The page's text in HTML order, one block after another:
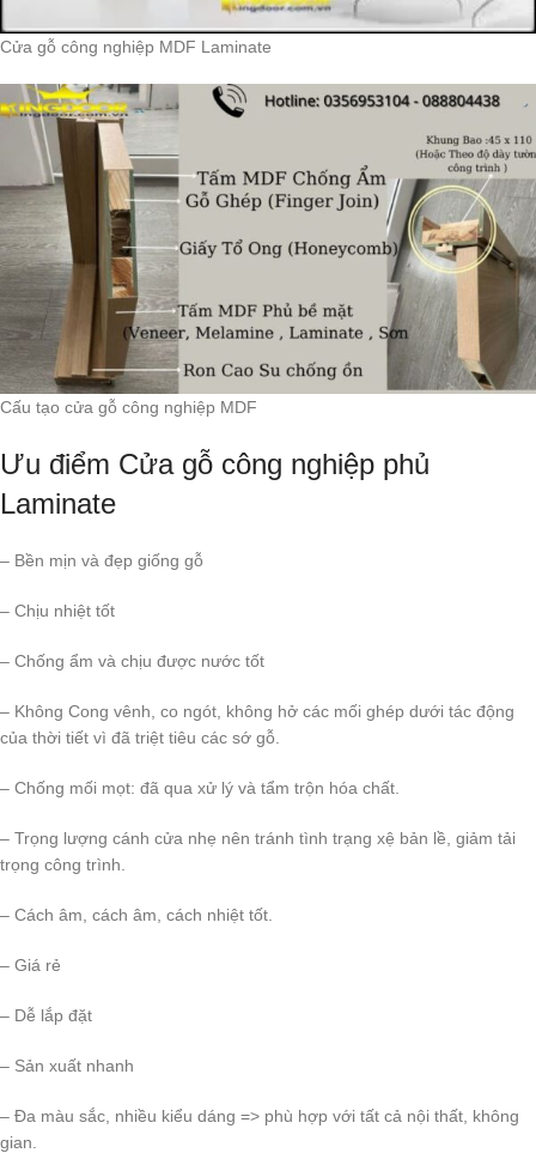
Cửa gỗ công nghiệp MDF Laminate
Cấu tạo cửa gỗ công nghiệp MDF
Ưu điểm Cửa gỗ công nghiệp phủ
Laminate
– Bền mịn và đẹp giống gỗ
– Chịu nhiệt tốt
– Chống ẩm và chịu được nước tốt
– Không Cong vênh, co ngót, không hở các mối ghép dưới tác động
của thời tiết vì đã triệt tiêu các sớ gỗ.
– Chống mối mọt: đã qua xử lý và tẩm trộn hóa chất.
– Trọng lượng cánh cửa nhẹ nên tránh tình trạng xệ bản lề, giảm tải
trọng công trình.
– Cách âm, cách âm, cách nhiệt tốt.
– Giá rẻ
– Dễ lắp đặt
– Sản xuất nhanh
– Đa màu sắc, nhiều kiểu dáng => phù hợp với tất cả nội thất, không
gian.